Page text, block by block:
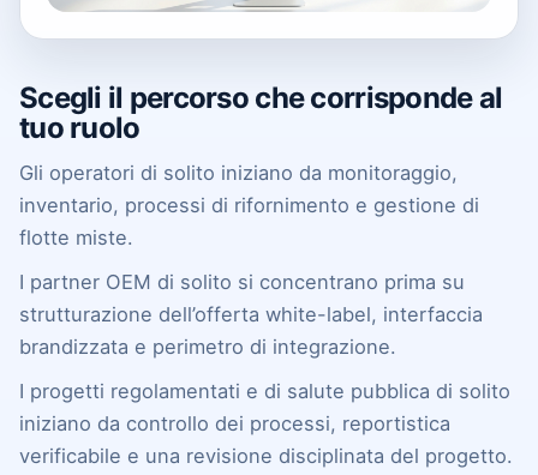
Scegli il percorso che corrisponde al
tuo ruolo
Gli operatori di solito iniziano da monitoraggio,
inventario, processi di rifornimento e gestione di
flotte miste.
I partner OEM di solito si concentrano prima su
strutturazione dell’offerta white-label, interfaccia
brandizzata e perimetro di integrazione.
I progetti regolamentati e di salute pubblica di solito
iniziano da controllo dei processi, reportistica
verificabile e una revisione disciplinata del progetto.